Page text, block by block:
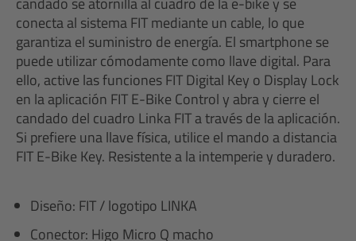
conecta al sistema FIT mediante un cable, lo que
garantiza el suministro de energía. El smartphone se
puede utilizar cómodamente como llave digital. Para
ello, active las funciones FIT Digital Key o Display Lock
en la aplicación FIT E-Bike Control y abra y cierre el
candado del cuadro Linka FIT a través de la aplicación.
Si prefiere una llave física, utilice el mando a distancia
FIT E-Bike Key. Resistente a la intemperie y duradero.
Diseño: FIT / logotipo LINKA
Conector: Higo Micro Q macho